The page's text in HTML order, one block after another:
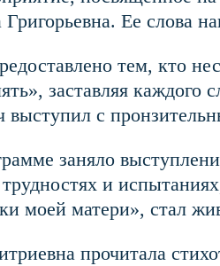
Ее слова
тем, кто
заставляя каждого
с
заняло
трудностях и
моей матери», стал
прочитала